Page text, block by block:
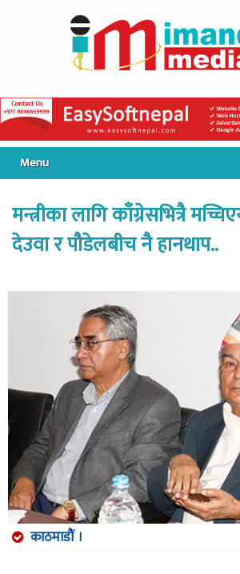
Menu
मन्त्रीका लागि काँग्रेसभित्रै
देउवा र पौडेलबीच नै हानथाप..
काठमाडौं ।